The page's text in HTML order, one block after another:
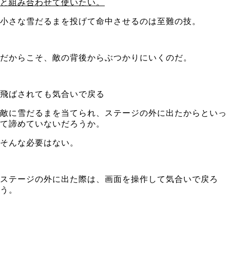
と組み合わせて使いたい。
小さな雪だるまを投げて命中させるのは至難の技。
だからこそ、敵の背後からぶつかりにいくのだ。
飛ばされても気合いで戻る
敵に雪だるまを当てられ、ステージの外に出たからといっ
て諦めていないだろうか。
そんな必要はない。
ステージの外に出た際は、画面を操作して気合いで戻ろ
う。